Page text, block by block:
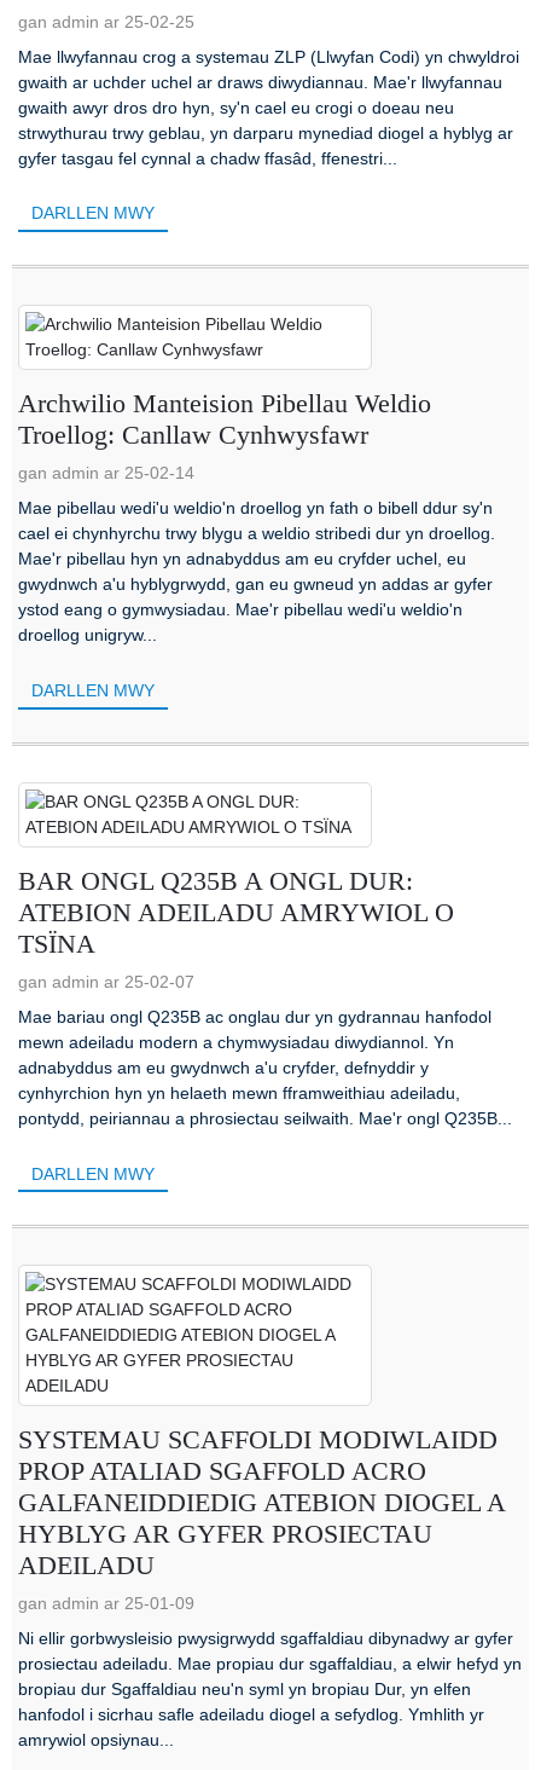
gan admin ar 25-02-25
Mae llwyfannau crog a systemau ZLP (Llwyfan Codi) yn chwyldroi
gwaith ar uchder uchel ar draws diwydiannau. Mae'r llwyfannau
gwaith awyr dros dro hyn, sy'n cael eu crogi o doeau neu
strwythurau trwy geblau, yn darparu mynediad diogel a hyblyg ar
gyfer tasgau fel cynnal a chadw ffasâd, ffenestri...
DARLLEN MWY
Archwilio Manteision Pibellau Weldio
Troellog: Canllaw Cynhwysfawr
gan admin ar 25-02-14
Mae pibellau wedi'u weldio'n droellog yn fath o bibell ddur sy'n
cael ei chynhyrchu trwy blygu a weldio stribedi dur yn droellog.
Mae'r pibellau hyn yn adnabyddus am eu cryfder uchel, eu
gwydnwch a'u hyblygrwydd, gan eu gwneud yn addas ar gyfer
ystod eang o gymwysiadau. Mae'r pibellau wedi'u weldio'n
droellog unigryw...
DARLLEN MWY
BAR ONGL Q235B A ONGL DUR:
ATEBION ADEILADU AMRYWIOL O
TSÏNA
gan admin ar 25-02-07
Mae bariau ongl Q235B ac onglau dur yn gydrannau hanfodol
mewn adeiladu modern a chymwysiadau diwydiannol. Yn
adnabyddus am eu gwydnwch a'u cryfder, defnyddir y
cynhyrchion hyn yn helaeth mewn fframweithiau adeiladu,
pontydd, peiriannau a phrosiectau seilwaith. Mae'r ongl Q235B...
DARLLEN MWY
SYSTEMAU SCAFFOLDI MODIWLAIDD
PROP ATALIAD SGAFFOLD ACRO
GALFANEIDDIEDIG ATEBION DIOGEL A
HYBLYG AR GYFER PROSIECTAU
ADEILADU
gan admin ar 25-01-09
Ni ellir gorbwysleisio pwysigrwydd sgaffaldiau dibynadwy ar gyfer
prosiectau adeiladu. Mae propiau dur sgaffaldiau, a elwir hefyd yn
bropiau dur Sgaffaldiau neu'n syml yn bropiau Dur, yn elfen
hanfodol i sicrhau safle adeiladu diogel a sefydlog. Ymhlith yr
amrywiol opsiynau...